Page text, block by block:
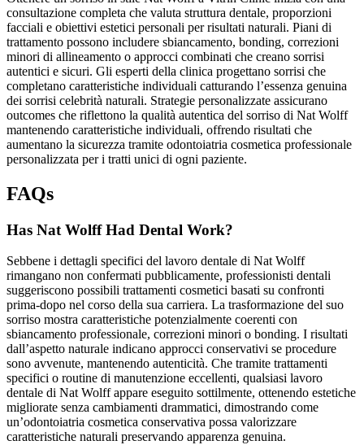
consultazione completa che valuta struttura dentale, proporzioni
facciali e obiettivi estetici personali per risultati naturali. Piani di
trattamento possono includere sbiancamento, bonding, correzioni
minori di allineamento o approcci combinati che creano sorrisi
autentici e sicuri. Gli esperti della clinica progettano sorrisi che
completano caratteristiche individuali catturando l’essenza genuina
dei sorrisi celebrità naturali. Strategie personalizzate assicurano
outcomes che riflettono la qualità autentica del sorriso di Nat Wolff
mantenendo caratteristiche individuali, offrendo risultati che
aumentano la sicurezza tramite odontoiatria cosmetica professionale
personalizzata per i tratti unici di ogni paziente.
FAQs
Has Nat Wolff Had Dental Work?
Sebbene i dettagli specifici del lavoro dentale di Nat Wolff
rimangano non confermati pubblicamente, professionisti dentali
suggeriscono possibili trattamenti cosmetici basati su confronti
prima-dopo nel corso della sua carriera. La trasformazione del suo
sorriso mostra caratteristiche potenzialmente coerenti con
sbiancamento professionale, correzioni minori o bonding. I risultati
dall’aspetto naturale indicano approcci conservativi se procedure
sono avvenute, mantenendo autenticità. Che tramite trattamenti
specifici o routine di manutenzione eccellenti, qualsiasi lavoro
dentale di Nat Wolff appare eseguito sottilmente, ottenendo estetiche
migliorate senza cambiamenti drammatici, dimostrando come
un’odontoiatria cosmetica conservativa possa valorizzare
caratteristiche naturali preservando apparenza genuina.